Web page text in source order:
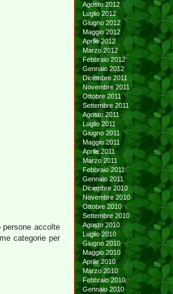
accolte
categorie per
Agosto 2012
Luglio 2012
Giugno 2012
Maggio 2012
Aprile 2012
Marzo 2012
Febbraio 2012
Gennaio 2012
Dicembre 2011
Novembre 2011
Ottobre 2011
Settembre 2011
Agosto 2011
Luglio 2011
Giugno 2011
Maggio 2011
Aprile 2011
Marzo 2011
Febbraio 2011
Gennaio 2011
Dicembre 2010
Novembre 2010
Ottobre 2010
Settembre 2010
Agosto 2010
Luglio 2010
Giugno 2010
Maggio 2010
Aprile 2010
Marzo 2010
Febbraio 2010
Gennaio 2010